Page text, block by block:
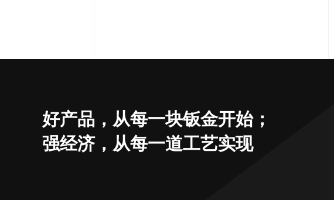
好产品，从每一块钣金开始；
强经济，从每一道工艺实现